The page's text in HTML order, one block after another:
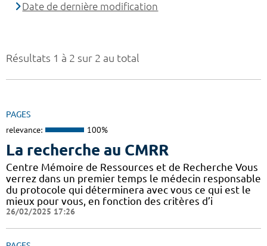
Résultats 1 à 2 sur 2 au total
PAGES
relevance: 100%
La recherche au CMRR
Centre Mémoire de Ressources et de Recherche Vous
verrez dans un premier temps le médecin responsable
du protocole qui déterminera avec vous ce qui est le
mieux pour vous, en fonction des critères d’i
26/02/2025 17:26
Date de dernière modification